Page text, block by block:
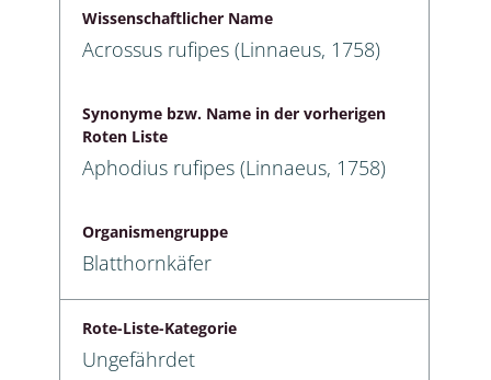
Wissenschaftlicher Name
Acrossus rufipes (Linnaeus, 1758)
Synonyme bzw. Name in der vorherigen
Roten Liste
Aphodius rufipes (Linnaeus, 1758)
Organismengruppe
Blatthornkäfer
Rote-Liste-Kategorie
Ungefährdet